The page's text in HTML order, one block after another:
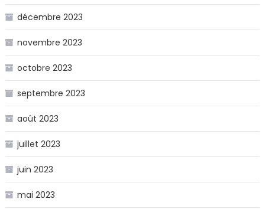
décembre 2023
novembre 2023
octobre 2023
septembre 2023
août 2023
juillet 2023
juin 2023
mai 2023